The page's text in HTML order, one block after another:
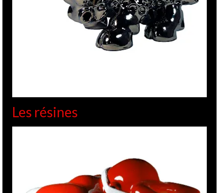
Les résines